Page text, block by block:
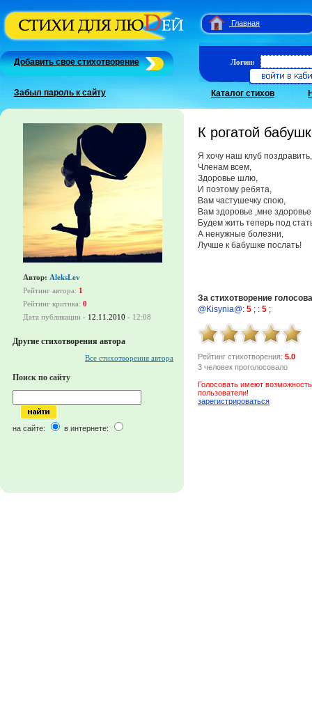
Главная
Добавить свое стихотворение
Забыл пароль к сайту
Логин:
Каталог стихов
Автор: AleksLev
Рейтинг автора: 1
Рейтинг критика: 0
Дата публикации - 12.11.2010 - 12:08
Другие стихотворения автора
Все стихотворения автора
Поиск по сайту
на сайте: в интернете:
К рогатой
Я хочу наш клуб поздравить,
Членам всем,
Здоровье шлю,
И поэтому ребята,
Вам частушечку спою,
Вам здоровье ,мне
Будем жить теперь под
А ненужные болезни,
Лучше к бабушке послать!
За стихотворение
@Kisynia@: 5 ; : 5 ;
Рейтинг стихотворения: 5.0
3 человек проголосовало
Голосовать имеют
пользователи!
зарегистрироваться